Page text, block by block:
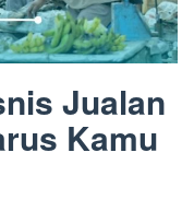
Jualan
Kamu